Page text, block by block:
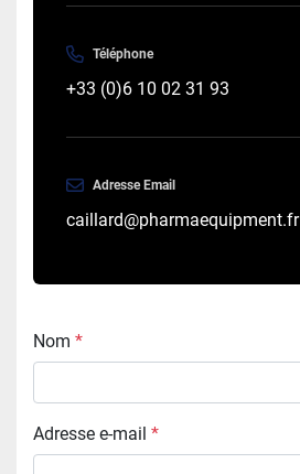
Téléphone
+33 (0)6 10 02 31 93
Adresse Email
caillard@pharmaequipment.fr
Nom *
Adresse e-mail *